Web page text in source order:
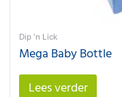
Dip 'n Lick
Mega Baby Bottle
Lees verder